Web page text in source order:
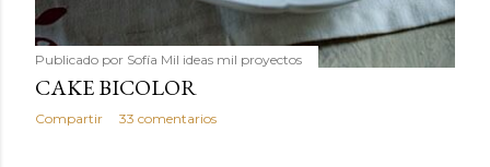
Publicado por Sofía Mil ideas mil proyectos
CAKE BICOLOR
Compartir 33 comentarios